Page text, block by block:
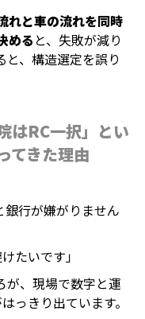
れと車の流れを同時
める と、失敗が減り
と、構造選定を誤り
はRC一択」とい
てきた理由
銀行が嫌がりません
たいです」
が、現場で数字と運
っきり出ています。